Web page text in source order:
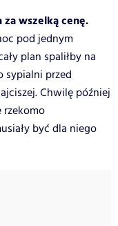
wszelką cenę.
pod jednym
plan spaliłby na
sypialni przed
Chwilę później
rzekomo
być dla niego